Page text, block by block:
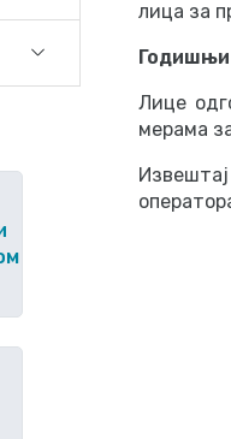
лица за
Годишњи
Лице
мерама